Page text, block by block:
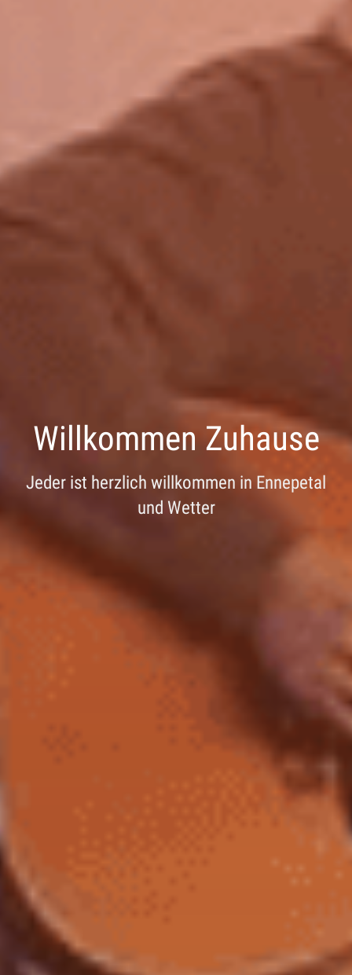
Willkommen Zuhause
Jeder ist herzlich willkommen in Ennepetal
und Wetter